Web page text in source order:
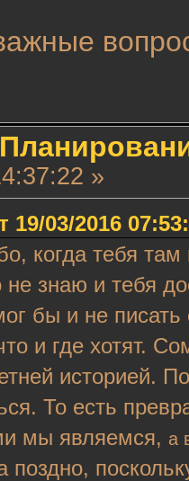
»
19/03/2016
когда тебя
не знаю и тебя
бы и не писать
и где хотят.
историей.
То есть
мы являемся, а
поздно,